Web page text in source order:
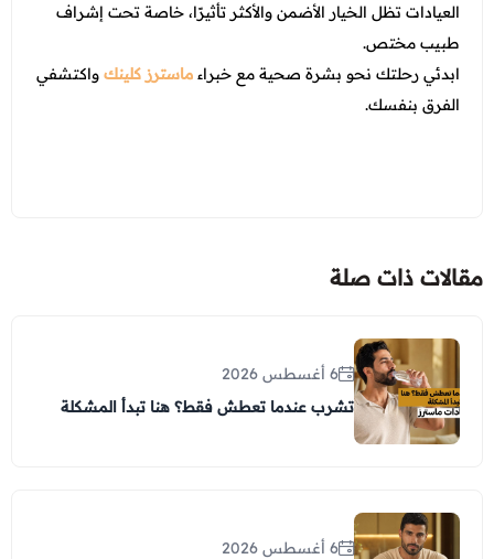
العيادات تظل الخيار الأضمن والأكثر تأثيرًا، خاصة تحت إشراف
طبيب مختص.
ابدئي رحلتك نحو بشرة صحية مع خبراء ماسترز كلينكواكتشفي
الفرق بنفسك.
مقالات ذات صلة
6 أغسطس 2026
تشرب عندما تعطش فقط؟ هنا تبدأ المشكلة
6 أغسطس 2026